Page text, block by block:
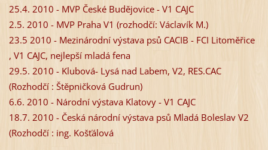
25.4. 2010 -MVP České Budějovice -V1 CAJC
2.5. 2010 -MVP Praha V1 (rozhodčí: Václavík M.)
23.5 2010 -Mezinárodní výstava psů CACIB -FCI Litoměřice
, V1 CAJC, nejlepší mladá fena
29.5. 2010 -Klubová-Lysá nad Labem, V2, RES.CAC
(Rozhodčí : Štěpničková Gudrun)
6.6. 2010 -Národní výstava Klatovy -V1 CAJC
18.7. 2010 -Česká národní výstava psů Mladá Boleslav V2
(Rozhodčí : ing. Košťálová